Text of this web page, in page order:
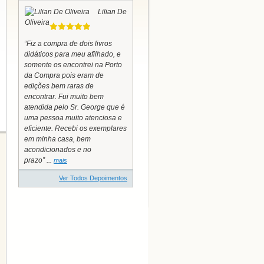
Lilian De
Oliveira
“Fiz a compra de dois livros
didáticos para meu afilhado, e
somente os encontrei na Porto
da Compra pois eram de
edições bem raras de
encontrar. Fui muito bem
atendida pelo Sr. George que é
uma pessoa muito atenciosa e
eficiente. Recebi os exemplares
em minha casa, bem
acondicionados e no
prazo” ... mais
Ver Todos Depoimentos